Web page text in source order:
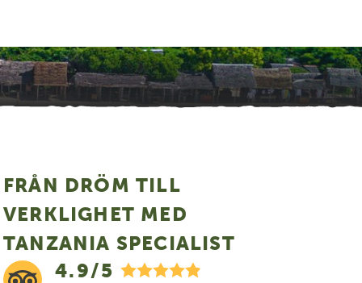
FRÅN DRÖM TILL
VERKLIGHET MED
TANZANIA SPECIALIST
4.9/5